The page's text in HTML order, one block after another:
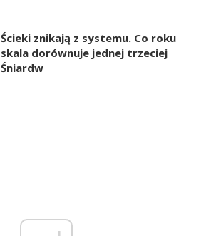
Ścieki znikają z systemu. Co roku
skala dorównuje jednej trzeciej
Śniardw